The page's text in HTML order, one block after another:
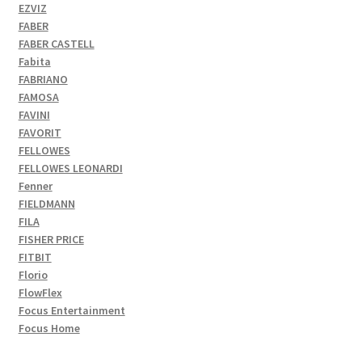
EZVIZ
FABER
FABER CASTELL
Fabita
FABRIANO
FAMOSA
FAVINI
FAVORIT
FELLOWES
FELLOWES LEONARDI
Fenner
FIELDMANN
FILA
FISHER PRICE
FITBIT
Florio
FlowFlex
Focus Entertainment
Focus Home